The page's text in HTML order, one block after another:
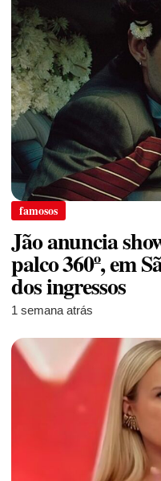
famosos
Jão anuncia
palco 360º, em
dos ingressos
1 semana atrás